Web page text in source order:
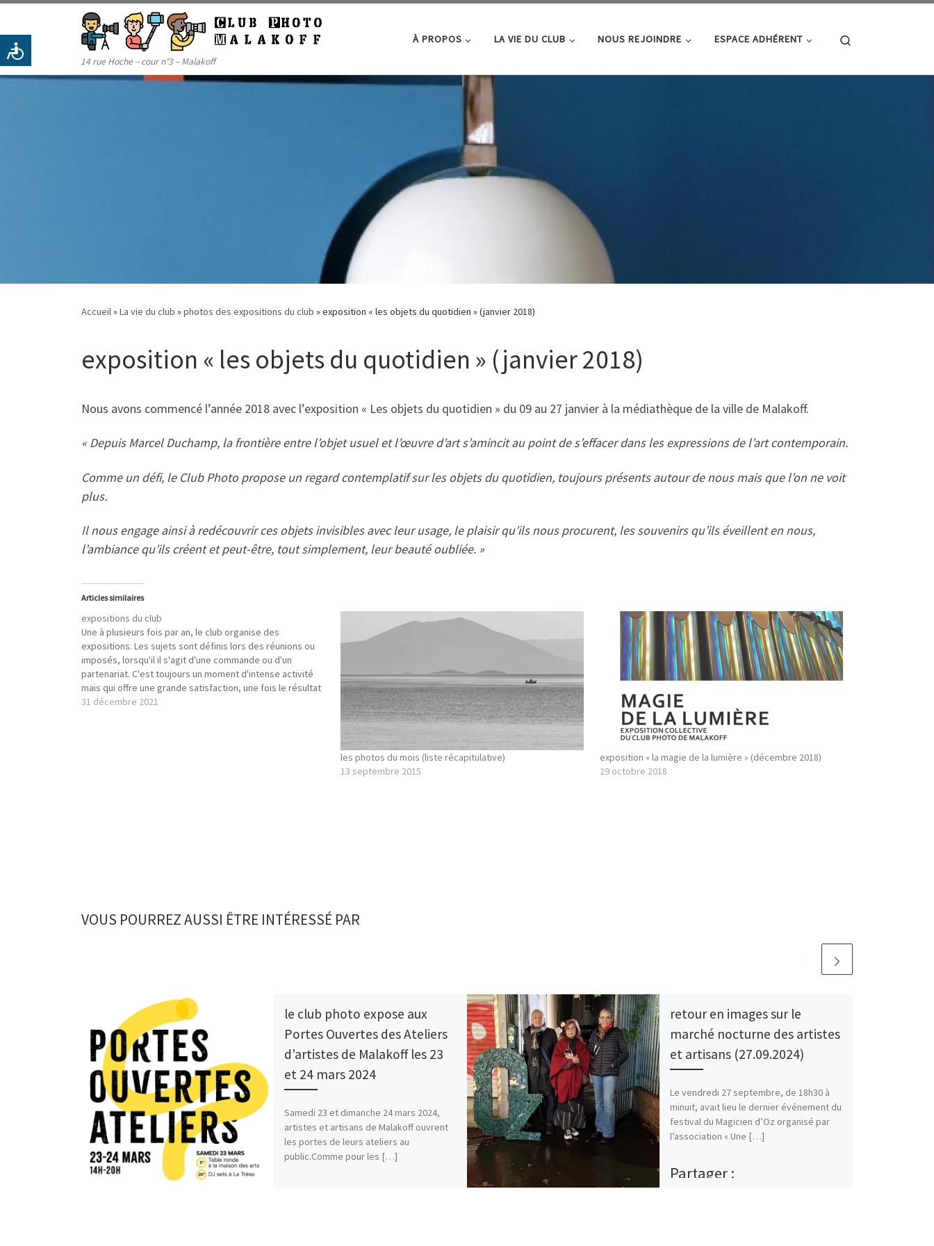
Passer au contenu
14 rue Hoche – cour n°3 – Malakoff
À PROPOS LA VIE DU CLUB NOUS REJOINDRE ESPACE ADHÉRENT
Accueil»La vie du club »photos des expositions du club »exposition « les objets du quotidien » (janvier 2018)
exposition « les objets du quotidien » (janvier 2018)
Nous avons commencé l’année 2018 avec l’exposition « Les objets du quotidien » du 09 au 27 janvier à la médiathèque de la ville de Malakoff.
« Depuis Marcel Duchamp, la frontière entre l’objet usuel et l’œuvre d’art s’amincit au point de s’effacer dans les expressions de l’art contemporain.
Comme un défi, le Club Photo propose un regard contemplatif sur les objets du quotidien, toujours présents autour de nous mais que l’on ne voit
plus.
Il nous engage ainsi à redécouvrir ces objets invisibles avec leur usage, le plaisir qu’ils nous procurent, les souvenirs qu’ils éveillent en nous,
l’ambiance qu’ils créent et peut-être, tout simplement, leur beauté oubliée. »
Articles similaires
expositions du club
Une à plusieurs fois par an, le club organise des
expositions. Les sujets sont définis lors des réunions ou
imposés, lorsqu'il il s'agit d'une commande ou d'un
partenariat. C'est toujours un moment d'intense activité
mais qui offre une grande satisfaction, une fois le résultat
finalisé. Voici la liste de nos…
31 décembre 2021
les photos du mois (liste récapitulative)
13 septembre 2015
exposition « la magie de la lumière » (décembre 2018)
29 octobre 2018
VOUS POURREZ AUSSI ÊTRE INTÉRESSÉ PAR
le club photo expose aux
Portes Ouvertes des Ateliers
d’artistes de Malakoff les 23
et 24 mars 2024
Samedi 23 et dimanche 24 mars 2024,
artistes et artisans de Malakoff ouvrent
les portes de leurs ateliers au
public.Comme pour les […]
retour en images sur le
marché nocturne des artistes
et artisans (27.09.2024)
Le vendredi 27 septembre, de 18h30 à
minuit, avait lieu le dernier événement du
festival du Magicien d’Oz organisé par
l’association « Une […]
Partager :